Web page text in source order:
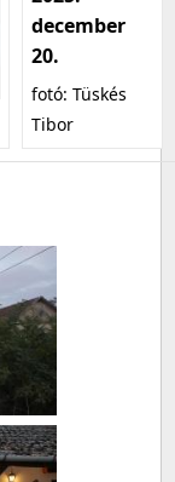
december
20.
fotó: Tüskés
Tibor